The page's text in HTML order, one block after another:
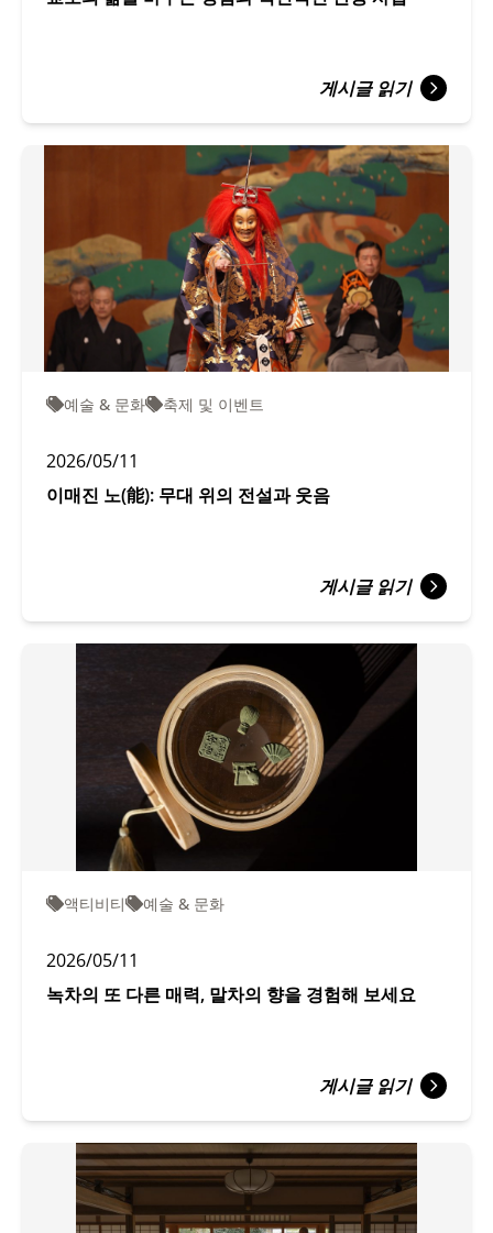
게시글 읽기
예술 & 문화 축제 및 이벤트
2026/05/11
이매진 노(能): 무대 위의 전설과 웃음
게시글 읽기
액티비티 예술 & 문화
2026/05/11
녹차의 또 다른 매력, 말차의 향을 경험해 보세요
게시글 읽기